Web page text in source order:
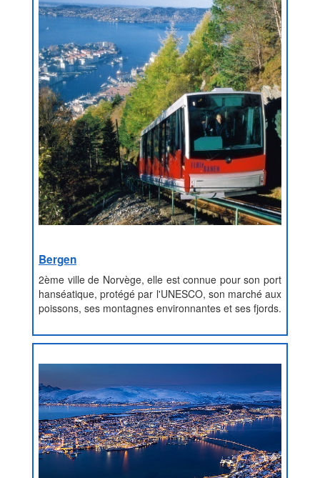
Bergen
2ème ville de Norvège, elle est connue pour son port
hanséatique, protégé par l'UNESCO, son marché aux
poissons, ses montagnes environnantes et ses fjords.